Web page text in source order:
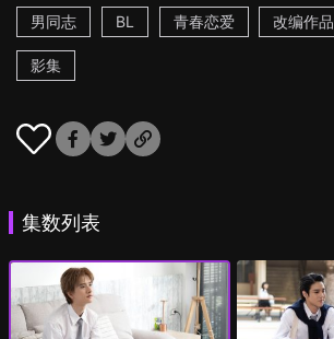
男同志
BL 青春恋爱 改编作品
影集
集数列表